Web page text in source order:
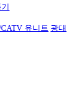
유니트 광대